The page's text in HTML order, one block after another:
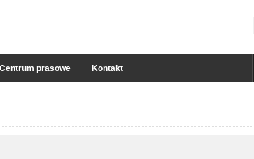
Centrum prasowe Kontakt